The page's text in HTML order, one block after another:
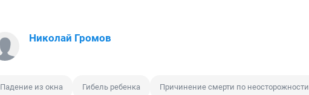
Николай Громов
Падение из окна Гибель ребенка Причинение смерти по неосторожности